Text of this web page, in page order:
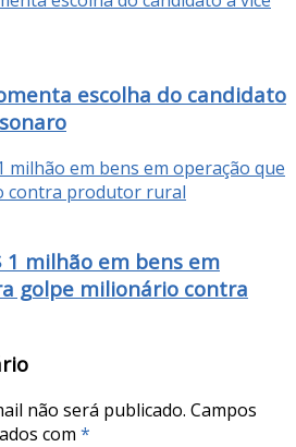
escolha do candidato
1 milhão em bens em
golpe milionário contra
não será publicado. Campos
com *